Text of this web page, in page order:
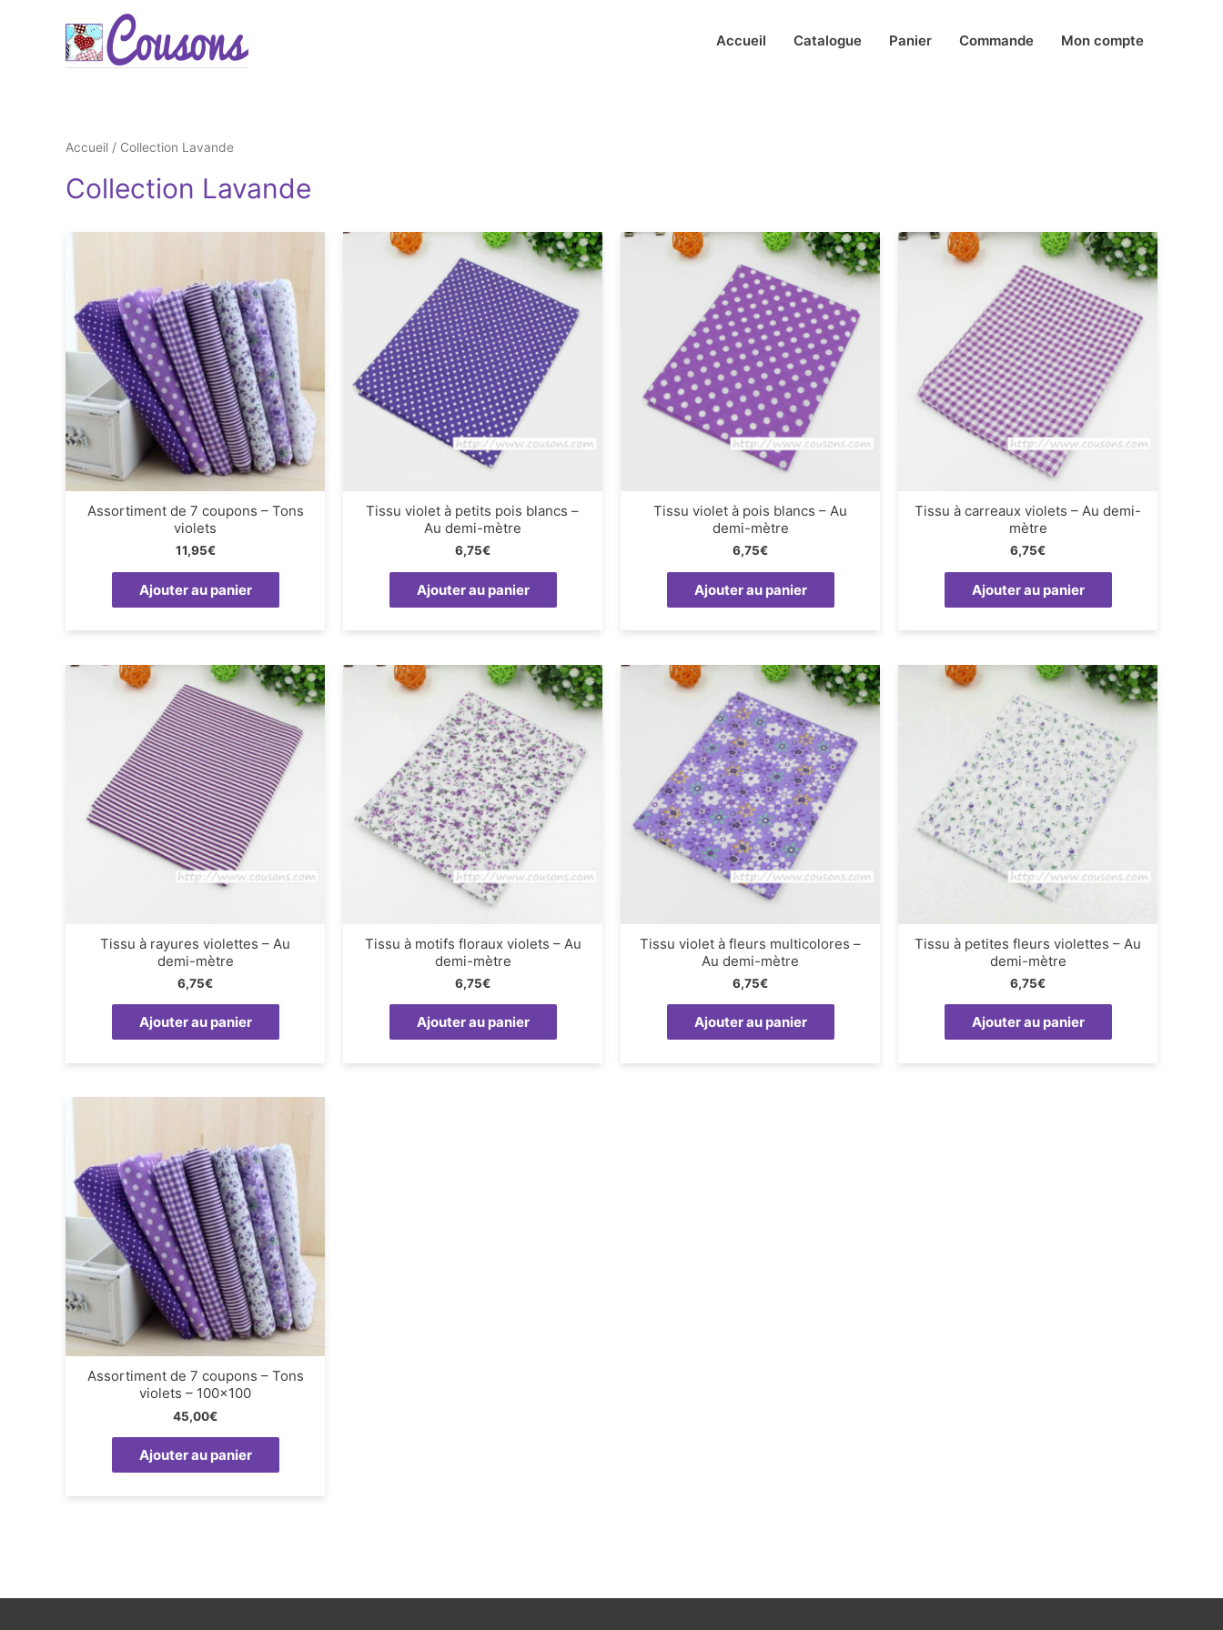
Accueil Catalogue Panier Commande Mon compte
Accueil / Collection Lavande
Collection Lavande
Assortiment de 7 coupons – Tons
violets
11,95€
Ajouter au panier
Tissu violet à petits pois blancs –
Au demi-mètre
6,75€
Ajouter au panier
Tissu violet à pois blancs – Au
demi-mètre
6,75€
Ajouter au panier
Tissu à carreaux violets – Au demi-
mètre
6,75€
Ajouter au panier
Tissu à rayures violettes – Au
demi-mètre
6,75€
Ajouter au panier
Tissu à motifs floraux violets – Au
demi-mètre
6,75€
Ajouter au panier
Tissu violet à fleurs multicolores –
Au demi-mètre
6,75€
Ajouter au panier
Tissu à petites fleurs violettes – Au
demi-mètre
6,75€
Ajouter au panier
Assortiment de 7 coupons – Tons
violets – 100×100
45,00€
Ajouter au panier